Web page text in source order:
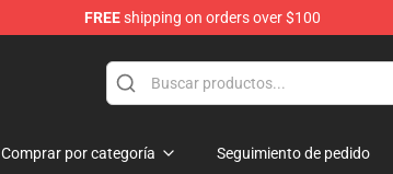
FREEshipping on orders over $100
Comprar por categoría Seguimiento de pedido